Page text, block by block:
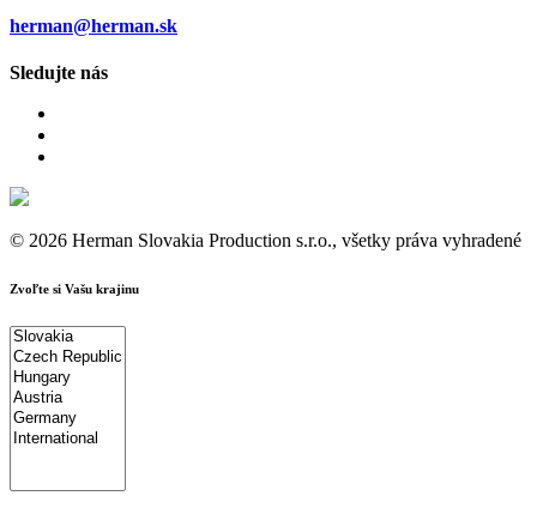
herman@herman.sk
Sledujte nás
© 2026 Herman Slovakia Production s.r.o., všetky práva vyhradené
Zvoľte si Vašu krajinu